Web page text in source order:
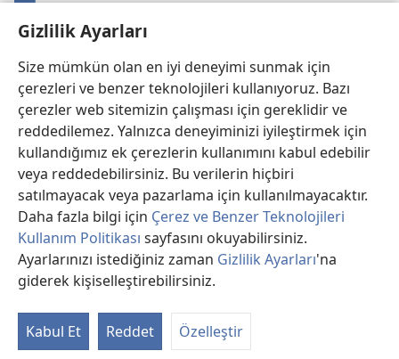
Gizlilik Ayarları
Size mümkün olan en iyi deneyimi sunmak için
çerezleri ve benzer teknolojileri kullanıyoruz. Bazı
çerezler web sitemizin çalışması için gereklidir ve
reddedilemez. Yalnızca deneyiminizi iyileştirmek için
kullandığımız ek çerezlerin kullanımını kabul edebilir
veya reddedebilirsiniz. Bu verilerin hiçbiri
satılmayacak veya pazarlama için kullanılmayacaktır.
Daha fazla bilgi için Çerez ve Benzer Teknolojileri
Kullanım Politikası sayfasını okuyabilirsiniz.
Ayarlarınızı istediğiniz zaman Gizlilik Ayarları'na
giderek kişiselleştirebilirsiniz.
Kabul Et Reddet Özelleştir
(yeni
pencere
Watchtower ONLINE KÜTÜPHANE
(yeni
pencere
açar)
JW Hub ®
(yeni
pencere
açar)
®
Watchtower Library®
Copyright© 2026 Watch Tower Bible and Tract Society of PA.
KULLANIM ŞARTLARI|GİZLİLİK POLİTİKASI